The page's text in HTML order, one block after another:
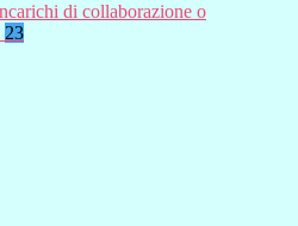
di collaborazione o
23